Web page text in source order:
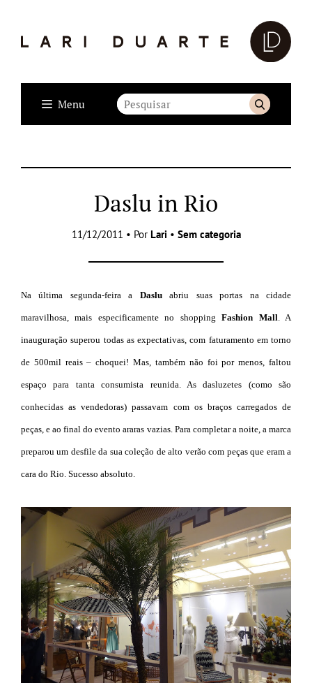
Menu
Daslu in Rio
11/12/2011 • Por Lari • Sem categoria
Na última segunda-feira a Dasluabriu suas portas na cidade
maravilhosa, mais especificamente no shoppingFashion Mall . A
inauguração superou todas as expectativas, com faturamento em torno
de 500mil reais – choquei! Mas, também não foi por menos, faltou
espaço para tanta consumista reunida. As dasluzetes (como são
conhecidas as vendedoras) passavam com os braços carregados de
peças, e ao final do evento araras vazias. Para completar a noite, a marca
preparou um desfile da sua coleção de alto verão com peças que eram a
cara do Rio. Sucesso absoluto.